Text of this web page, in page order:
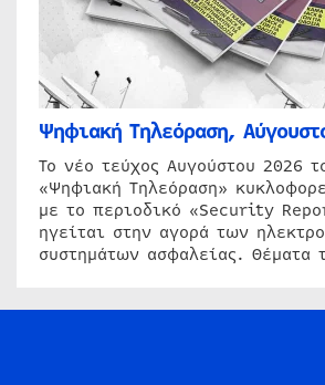
Ψηφιακή Τηλεόραση,
Το νέο τεύχος Αυγούστου 2026
«Ψηφιακή Τηλεόραση»
με το περιοδικό «Security
ηγείται στην αγορά των
συστημάτων ασφαλείας. Θέματα